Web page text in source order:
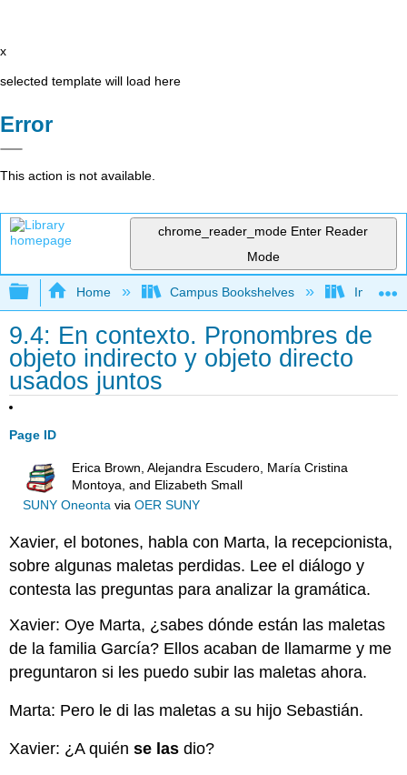
x
selected template will load here
Error
This action is not available.
chrome_reader_mode Enter Reader
Mode
Expand/collapse global hierarchy
Home Campus Bookshelves Imperial
9.4: En contexto. Pronombres de
objeto indirecto y objeto directo
usados juntos
Page ID
Erica Brown, Alejandra Escudero, María Cristina
Montoya, and Elizabeth Small
SUNY Oneontavia OER SUNY
Xavier, el botones, habla con Marta, la recepcionista,
sobre algunas maletas perdidas. Lee el diálogo y
contesta las preguntas para analizar la gramática.
Xavier: Oye Marta, ¿sabes dónde están las maletas
de la familia García? Ellos acaban de llamarme y me
preguntaron si les puedo subir las maletas ahora.
Marta: Pero le di las maletas a su hijo Sebastián.
Xavier: ¿A quiénse las dio?